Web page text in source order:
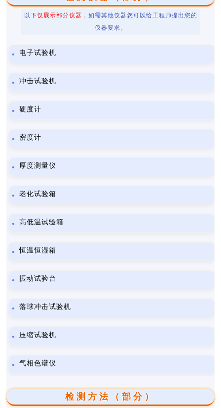
以下仅展示部分仪器 ，如需其他仪器您可以给工程师提出您的
仪器要求。
电子试验机
冲击试验机
硬度计
密度计
厚度测量仪
老化试验箱
高低温试验箱
恒温恒湿箱
振动试验台
落球冲击试验机
压缩试验机
气相色谱仪
检测方法（部分）